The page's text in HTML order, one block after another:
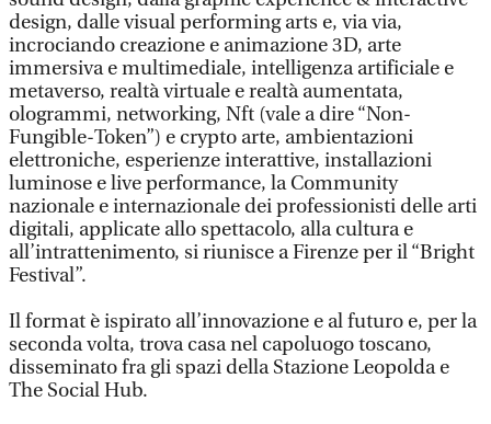
design, dalle visual performing arts e, via via,
incrociando creazione e animazione 3D, arte
immersiva e multimediale, intelligenza artificiale e
metaverso, realtà virtuale e realtà aumentata,
ologrammi, networking, Nft (vale a dire “Non-
Fungible-Token”) e crypto arte, ambientazioni
elettroniche, esperienze interattive, installazioni
luminose e live performance, la Community
nazionale e internazionale dei professionisti delle arti
digitali, applicate allo spettacolo, alla cultura e
all’intrattenimento, si riunisce a Firenze per il “Bright
Festival”.
Il format è ispirato all’innovazione e al futuro e, per la
seconda volta, trova casa nel capoluogo toscano,
disseminato fra gli spazi della Stazione Leopolda e
The Social Hub.